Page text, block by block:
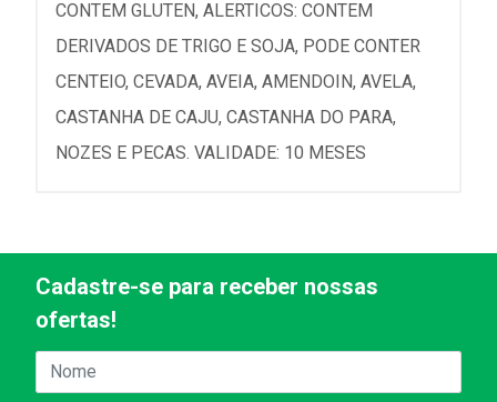
CONTEM GLUTEN, ALERTICOS: CONTEM
DERIVADOS DE TRIGO E SOJA, PODE CONTER
CENTEIO, CEVADA, AVEIA, AMENDOIN, AVELA,
CASTANHA DE CAJU, CASTANHA DO PARA,
NOZES E PECAS. VALIDADE: 10 MESES
Cadastre-se para receber nossas
ofertas!